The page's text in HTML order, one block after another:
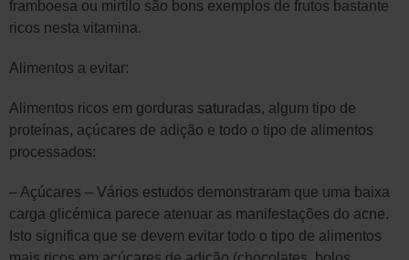
framboesa ou mirtilo são bons exemplos de frutos bastante
ricos nesta vitamina.
Alimentos a evitar:
Alimentos ricos em gorduras saturadas, algum tipo de
proteínas, açúcares de adição e todo o tipo de alimentos
processados:
– Açúcares – Vários estudos demonstraram que uma baixa
carga glicémica parece atenuar as manifestações do acne.
Isto significa que se devem evitar todo o tipo de alimentos